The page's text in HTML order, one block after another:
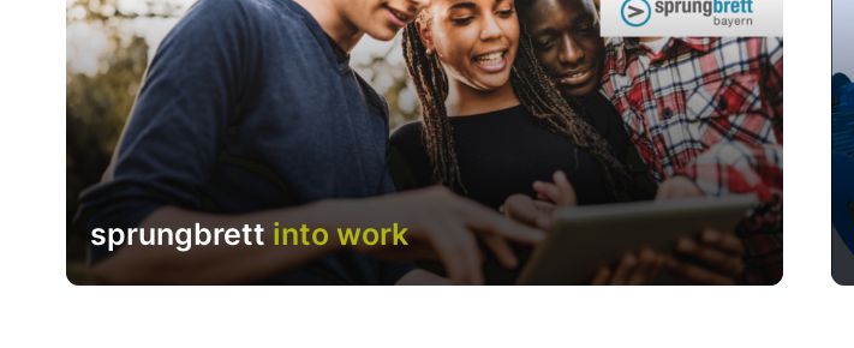
sprungbrett into work